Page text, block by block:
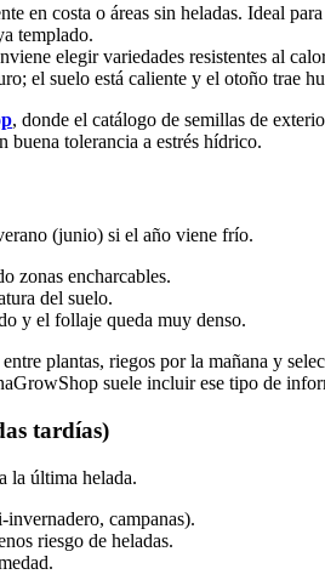
en costa o áreas sin heladas. Ideal
templado.
elegir variedades resistentes al
el suelo está caliente y el otoño trae
, donde el catálogo de semillas de
buena tolerancia a estrés hídrico.
(junio) si el año viene frío.
zonas encharcables.
del suelo.
y el follaje queda muy denso.
plantas, riegos por la mañana y
suele incluir ese tipo de
tardías)
la última helada.
campanas).
riesgo de heladas.